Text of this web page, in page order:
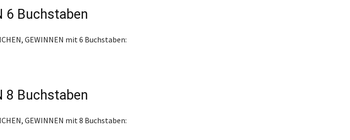
6 Buchstaben
GEWINNEN mit 6 Buchstaben:
8 Buchstaben
GEWINNEN mit 8 Buchstaben: